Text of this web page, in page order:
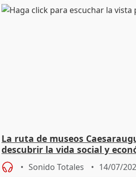
La ruta de museos
descubrir la vida social y
Zaragoza ro
Sonido Totales 14/07/